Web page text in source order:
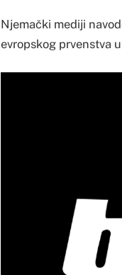
Njemački mediji
evropskog prvenstva